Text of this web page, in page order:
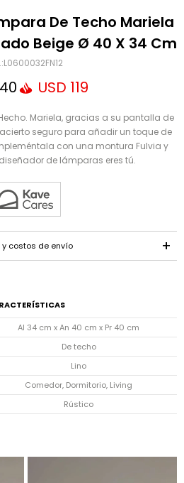
De Techo Mariela
Beige Ø 40 X 34 Cm
L0600032FN12
USD 119
Mariela, gracias a su pantalla de
seguro para añadir un toque de
con una montura Fulvia y
de lámparas eres tú.
costos de envío
Al 34 cm x An 40 cm x Pr 40 cm
De techo
Lino
Comedor, Dormitorio, Living
Rústico